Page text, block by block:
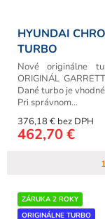
HYUNDAI
TURBO
376,18 € bez DPH
462,70 €
Nové originálne
ORIGINÁL
Dané turbo je
Pri správnom...
ZÁRUKA 2 ROKY
ORIGINÁLNE TURBO